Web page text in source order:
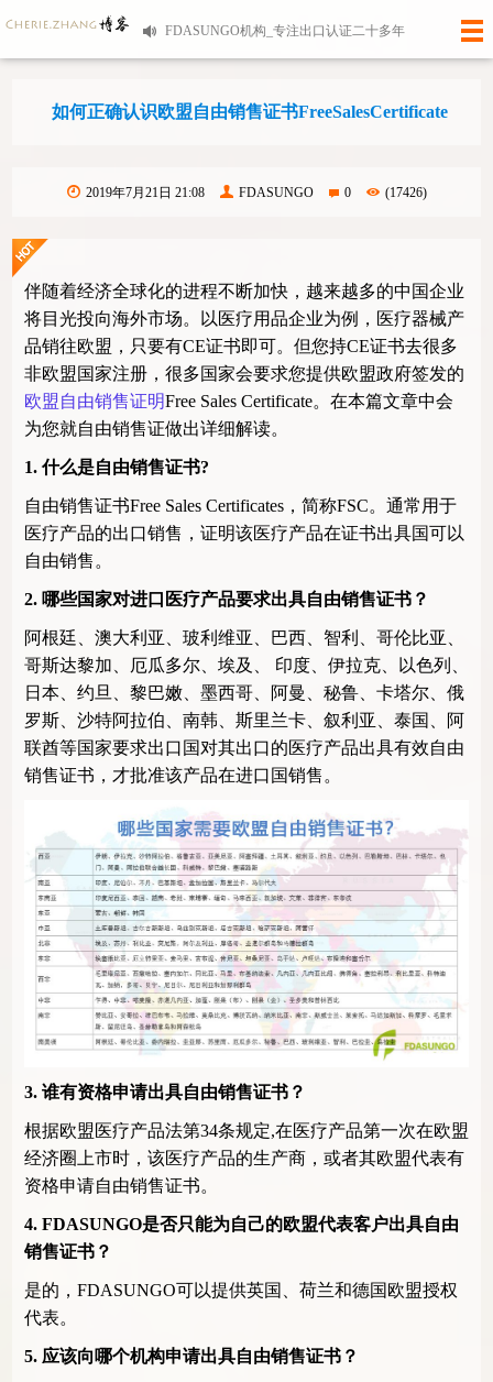
FDASUNGO机构_专注出口认证二十多年
如何正确认识欧盟自由销售证书FreeSalesCertificate
2019年7月21日 21:08 FDASUNGO 0 (17426)
伴随着经济全球化的进程不断加快，越来越多的中国企业
将目光投向海外市场。以医疗用品企业为例，医疗器械产
品销往欧盟，只要有CE证书即可。但您持CE证书去很多
非欧盟国家注册，很多国家会要求您提供欧盟政府签发的
欧盟自由销售证明Free Sales Certificate。在本篇文章中会
为您就自由销售证做出详细解读。
1. 什么是自由销售证书?
自由销售证书Free Sales Certificates，简称FSC。通常用于
医疗产品的出口销售，证明该医疗产品在证书出具国可以
自由销售。
2. 哪些国家对进口医疗产品要求出具自由销售证书？
阿根廷、澳大利亚、玻利维亚、巴西、智利、哥伦比亚、
哥斯达黎加、厄瓜多尔、埃及、
印度、伊拉克、以色列、
日本、约旦、黎巴嫩、墨西哥、阿曼、秘鲁、卡塔尔、俄
罗斯、沙特阿拉伯、南韩、斯里兰卡、叙利亚、泰国、阿
联酋等国家要求出口国对其出口的医疗产品出具有效自由
销售证书，才批准该产品在进口国销售。
3. 谁有资格申请出具自由销售证书？
根据欧盟医疗产品法第34条规定,在医疗产品第一次在欧盟
经济圈上市时，该医疗产品的生产商，或者其欧盟代表有
资格申请自由销售证书。
4. FDASUNGO是否只能为自己的欧盟代表客户出具自由
销售证书？
是的，FDASUNGO可以提供英国、荷兰和德国欧盟授权
代表。
5. 应该向哪个机构申请出具自由销售证书？